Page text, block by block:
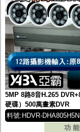
5MP 8路8音H.265
硬碟）500萬畫素DVR
料號:HDVR-
功 能